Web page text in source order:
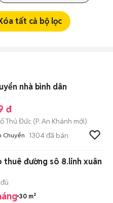
tất cả bộ lọc
nhà bình dân
đ
Thủ Đức (P. An Khánh mới)
Chuyển 1304đã bán
thuê đường sô 8.linh xuân
30 m²